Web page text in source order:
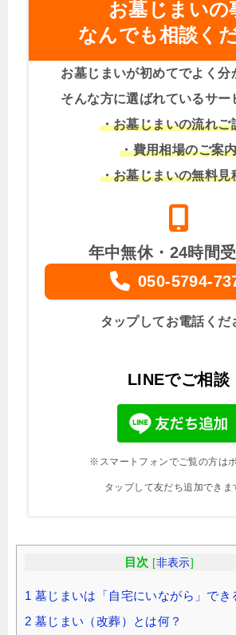
お墓じまいの
なんでも相談く
お墓じまいが初めてでよく分
そんな方に選ばれているサー
・お墓じまいの流れご
・費用相場のご案
・お墓じまいの無料見
年中無休・24時間
050-5794-
タップしてお電話くだ
LINEでご相談
※スマートフォンでご覧の方は
タップして友だち追加できま
目次 [非表示]
1 墓じまいは「自宅にいながら」でき
2 墓じまい（改葬）とは何？